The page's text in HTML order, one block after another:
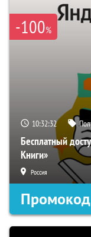
-100%
10:32:31
Бесплатный
Книги»
Россия
Промокод